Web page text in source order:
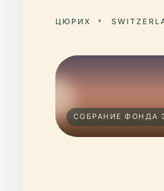
ЦЮРИХ
СОБРАНИЕ ФОНДА